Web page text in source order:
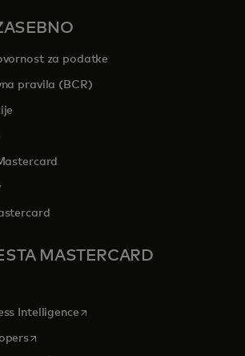
za podatke
pravila (BCR)
in a new tab
MASTERCARD
in a new tab
Intelligenceopens in a new tab
opens in a new tab